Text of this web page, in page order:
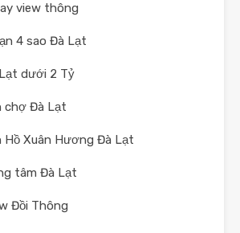
view thông
4 sao Đà Lạt
dưới 2 Tỷ
chợ Đà Lạt
Hồ Xuân Hương Đà Lạt
tâm Đà Lạt
Đồi Thông